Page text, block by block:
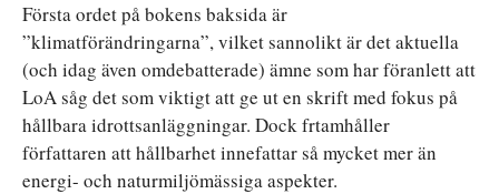
Första ordet på bokens baksida är
”klimatförändringarna”, vilket sannolikt är det aktuella
(och idag även omdebatterade) ämne som har föranlett att
LoA såg det som viktigt att ge ut en skrift med fokus på
hållbara idrottsanläggningar. Dock frtamhåller
författaren att hållbarhet innefattar så mycket mer än
energi- och naturmiljömässiga aspekter.